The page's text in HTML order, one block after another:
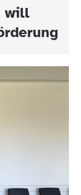
will